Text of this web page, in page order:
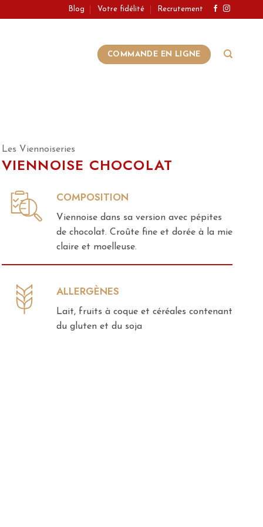
Blog Votre fidélité Recrutement
COMMANDE EN LIGNE
Les Viennoiseries
VIENNOISE CHOCOLAT
COMPOSITION
Viennoise dans sa version avec pépites
de chocolat. Croûte fine et dorée à la mie
claire et moelleuse.
ALLERGÈNES
Lait, fruits à coque et céréales contenant
du gluten et du soja